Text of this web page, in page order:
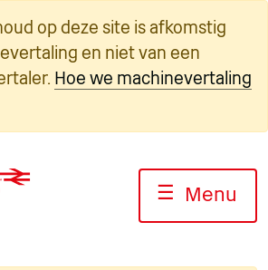
op deze site is afkomstig
en niet van een
Hoe we machinevertaling
☰ Menu